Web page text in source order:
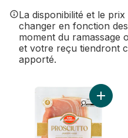
La disponibilité et le
changer en fonction
moment du ramassage
et votre reçu tiendront
apporté.